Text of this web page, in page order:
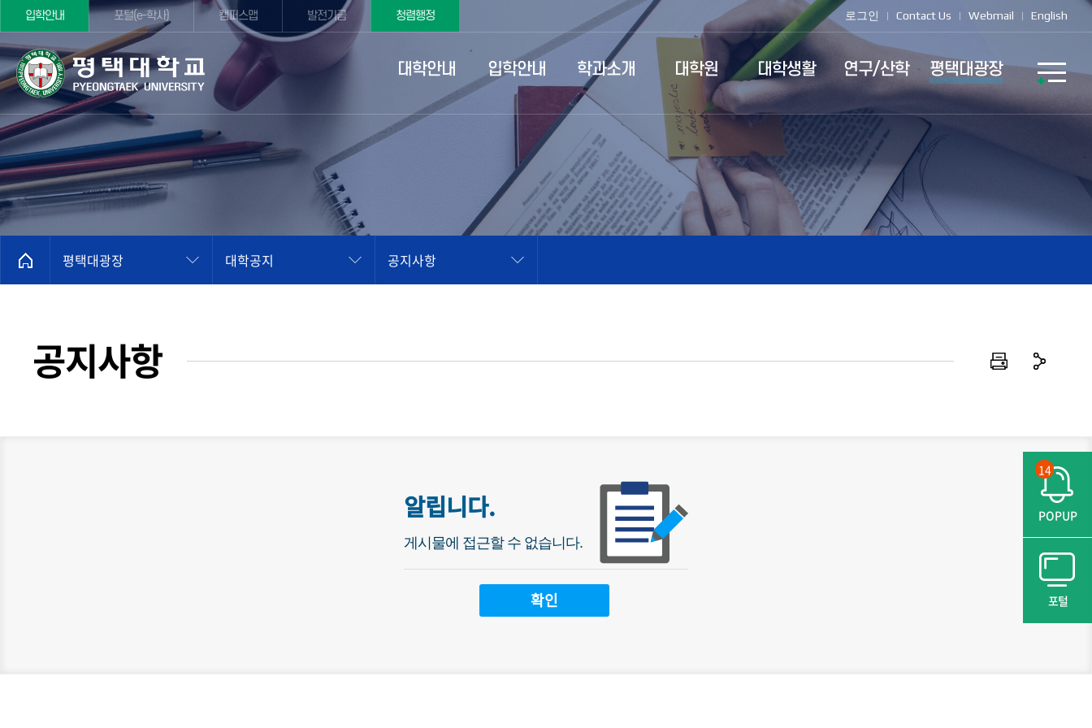
POPUP
14
포털
입학안내 포털(e-학사) 캠퍼스맵 발전기금 청렴행정 로그인 Contact Us Webmail English
대학안내 입학안내 학과소개 대학원 대학생활 연구/산학 평택대광장
평택대광장 대학공지 공지사항
공지사항
알립니다.
게시물에 접근할 수 없습니다.